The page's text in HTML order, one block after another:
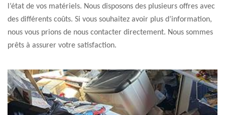
l’état de vos matériels. Nous disposons des plusieurs offres avec
des différents coûts. Si vous souhaitez avoir plus d’information,
nous vous prions de nous contacter directement. Nous sommes
prêts à assurer votre satisfaction.